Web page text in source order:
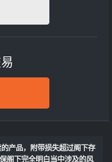
产品，附带损失超过阁下存
阁下完全明白当中涉及的风